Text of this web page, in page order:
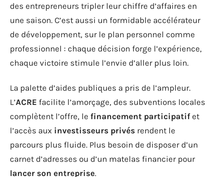
des entrepreneurs tripler leur chiffre d’affaires en
une saison. C’est aussi un formidable accélérateur
de développement, sur le plan personnel comme
professionnel : chaque décision forge l’expérience,
chaque victoire stimule l’envie d’aller plus loin.
La palette d’aides publiques a pris de l’ampleur.
L’ACRE facilite l’amorçage, des subventions locales
complètent l’offre, le financement participatifet
l’accès aux investisseurs privés rendent le
parcours plus fluide. Plus besoin de disposer d’un
carnet d’adresses ou d’un matelas financier pour
lancer son entreprise.